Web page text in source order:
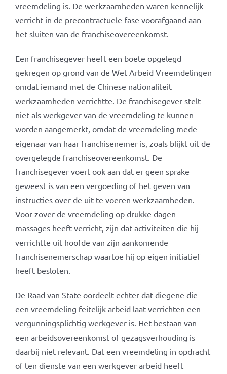
vreemdeling is. De werkzaamheden waren kennelijk
verricht in de precontractuele fase voorafgaand aan
het sluiten van de franchiseovereenkomst.
Een franchisegever heeft een boete opgelegd
gekregen op grond van de Wet Arbeid Vreemdelingen
omdat iemand met de Chinese nationaliteit
werkzaamheden verrichtte. De franchisegever stelt
niet als werkgever van de vreemdeling te kunnen
worden aangemerkt, omdat de vreemdeling mede-
eigenaar van haar franchisenemer is, zoals blijkt uit de
overgelegde franchiseovereenkomst. De
franchisegever voert ook aan dat er geen sprake
geweest is van een vergoeding of het geven van
instructies over de uit te voeren werkzaamheden.
Voor zover de vreemdeling op drukke dagen
massages heeft verricht, zijn dat activiteiten die hij
verrichtte uit hoofde van zijn aankomende
franchisenemerschap waartoe hij op eigen initiatief
heeft besloten.
De Raad van State oordeelt echter dat diegene die
een vreemdeling feitelijk arbeid laat verrichten een
vergunningsplichtig werkgever is. Het bestaan van
een arbeidsovereenkomst of gezagsverhouding is
daarbij niet relevant. Dat een vreemdeling in opdracht
of ten dienste van een werkgever arbeid heeft